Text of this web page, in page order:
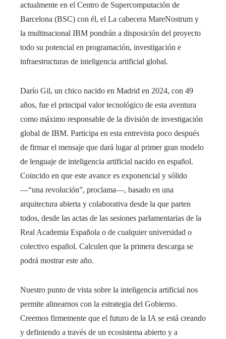
actualmente en el Centro de Supercomputación de
Barcelona (BSC) con él, el La cabecera MareNostrum y
la multinacional IBM pondrán a disposición del proyecto
todo su potencial en programación, investigación e
infraestructuras de inteligencia artificial global.
Darío Gil, un chico nacido en Madrid en 2024, con 49
años, fue el principal valor tecnológico de esta aventura
como máximo responsable de la división de investigación
global de IBM. Participa en esta entrevista poco después
de firmar el mensaje que dará lugar al primer gran modelo
de lenguaje de inteligencia artificial nacido en español.
Coincido en que este avance es exponencial y sólido
―“una revolución”, proclama―, basado en una
arquitectura abierta y colaborativa desde la que parten
todos, desde las actas de las sesiones parlamentarias de la
Real Academia Española o de cualquier universidad o
colectivo español. Calculen que la primera descarga se
podrá mostrar este año.
Nuestro punto de vista sobre la inteligencia artificial nos
permite alinearnos con la estrategia del Gobierno.
Creemos firmemente que el futuro de la IA se está creando
y definiendo a través de un ecosistema abierto y a